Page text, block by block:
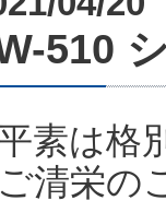
510
素は格
ご清栄の